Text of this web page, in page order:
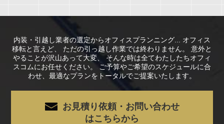
内装・引越し業者の選定からオフィスプランニング... オフィス
移転と言えど、
ただの引っ越し作業では終わりません。 意外と
やることが沢山あって大変、
そんな時は全てわたしたちオフィ
スコムにお任せください。ご予算やご希望のスケジュールに合
わせ、最適なプランをトータルでご提案いたします。
お見積り依頼・お問い合わせ
はこちらから